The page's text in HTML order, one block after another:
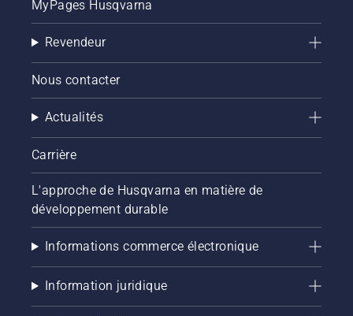
MyPages Husqvarna
Revendeur
Nous contacter
Actualités
Carrière
L'approche de Husqvarna en matière de
développement durable
Informations commerce électronique
Information juridique